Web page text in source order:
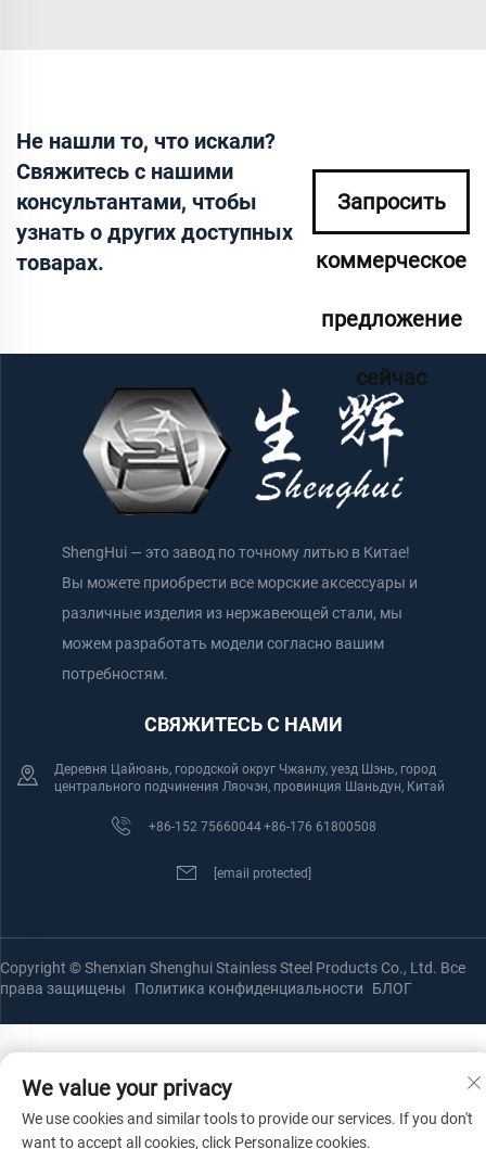
Не нашли то, что искали?
Свяжитесь с нашими
консультантами, чтобы
узнать о других доступных
товарах.
Запросить
коммерческое
предложение
сейчас
ShengHui — это завод по точному литью в Китае!
Вы можете приобрести все морские аксессуары и
различные изделия из нержавеющей стали, мы
можем разработать модели согласно вашим
потребностям.
СВЯЖИТЕСЬ С НАМИ
Деревня Цайюань, городской округ Чжанлу, уезд Шэнь, город
центрального подчинения Ляочэн, провинция Шаньдун, Китай
+86-152 75660044+86-176 61800508
[email protected]
Copyright © Shenxian Shenghui Stainless Steel Products Co., Ltd. Все
права защищены
Политика конфиденциальности БЛОГ
We value your privacy
We use cookies and similar tools to provide our services. If you don't
want to accept all cookies, click Personalize cookies.